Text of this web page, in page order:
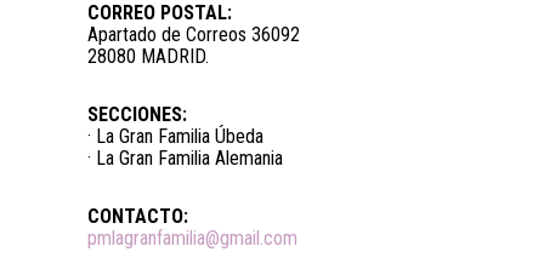
CORREO POSTAL:
Apartado de Correos 36092
28080 MADRID.
SECCIONES:
· La Gran Familia Úbeda
· La Gran Familia Alemania
CONTACTO:
pmlagranfamilia@gmail.com